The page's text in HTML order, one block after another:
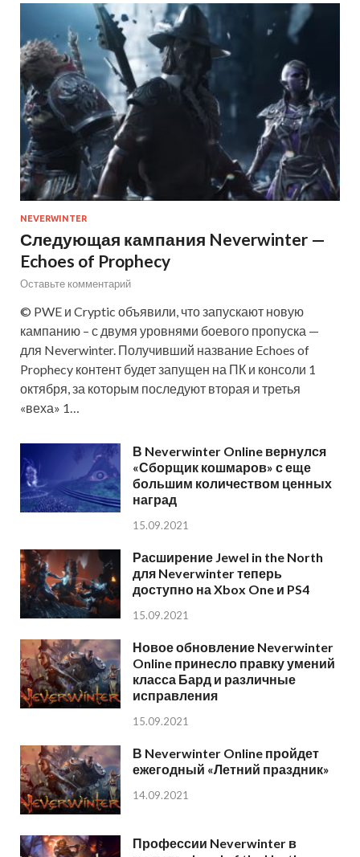
NEVERWINTER
Следующая кампания Neverwinter —
Echoes of Prophecy
Оставьте комментарий
© PWE и Cryptic объявили, что запускают новую
кампанию – с двумя уровнями боевого пропуска —
для Neverwinter. Получивший название Echoes of
Prophecy контент будет запущен на ПК и консоли 1
октября, за которым последуют вторая и третья
«веха» 1…
В Neverwinter Online вернулся
«Сборщик кошмаров» с еще
большим количеством ценных
наград
15.09.2021
Расширение Jewel in the North
для Neverwinter теперь
доступно на Xbox One и PS4
15.09.2021
Новое обновление Neverwinter
Online принесло правку умений
класса Бард и различные
исправления
15.09.2021
В Neverwinter Online пройдет
ежегодный «Летний праздник»
14.09.2021
Профессии Neverwinter в